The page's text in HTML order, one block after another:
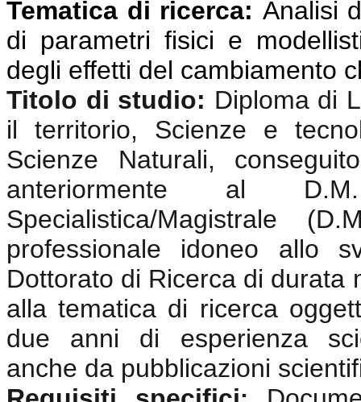
Tematica di ricerca: Analisi
di parametri fisici e
degli effetti del cambiamento
Titolo di studio: Diploma di
il territorio, Scienze e
Scienze Naturali,
anteriormente al
Specialistica/Magistrale
professionale idoneo allo
Dottorato di Ricerca di durata
alla tematica di ricerca
due anni di esperienza
anche da pubblicazioni